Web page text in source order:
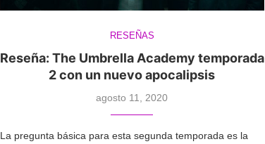
RESEÑAS
Reseña: The Umbrella Academy temporada
2 con un nuevo apocalipsis
agosto 11, 2020
La pregunta básica para esta segunda temporada es la